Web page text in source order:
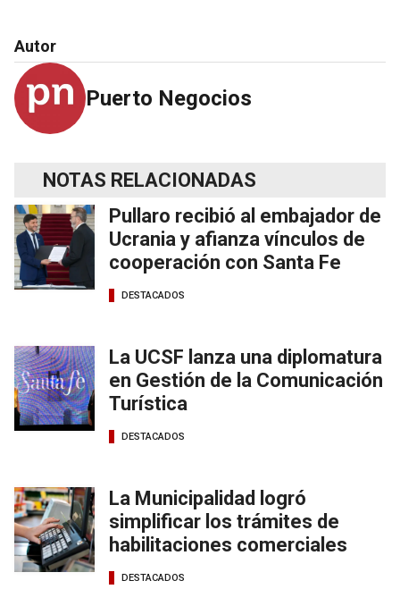
Autor
Puerto Negocios
NOTAS RELACIONADAS
Pullaro recibió al embajador de
Ucrania y afianza vínculos de
cooperación con Santa Fe
DESTACADOS
La UCSF lanza una diplomatura
en Gestión de la Comunicación
Turística
DESTACADOS
La Municipalidad logró
simplificar los trámites de
habilitaciones comerciales
DESTACADOS